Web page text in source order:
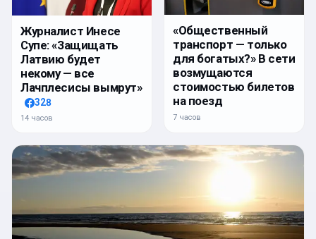
Журналист Инесе
Супе: «Защищать
Латвию будет
некому — все
Лачплесисы вымрут»
328
14 часов
«Общественный
транспорт — только
для богатых?» В сети
возмущаются
стоимостью билетов
на поезд
7 часов